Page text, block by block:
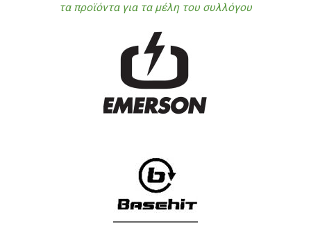
τα προϊόντα για τα μέλη του συλλόγου